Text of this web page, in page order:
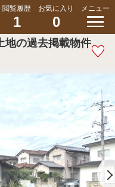
閲覧履歴
1
お気に入り
0
メニュー
の過去掲載物件